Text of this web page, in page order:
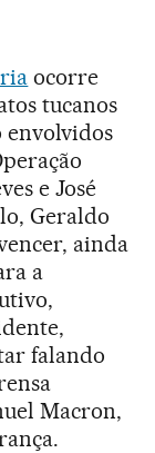
ocorre
tucanos
envolvidos
e José
Geraldo
ainda
a
falando
Macron,